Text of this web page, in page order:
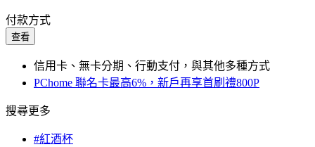
付款方式
查看
信用卡、無卡分期、行動支付，與其他多種方式
PChome 聯名卡最高6%，新戶再享首刷禮800P
搜尋更多
#紅酒杯